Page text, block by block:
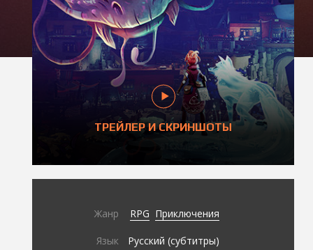
ТРЕЙЛЕР И СКРИНШОТЫ
Жанр RPG Приключения
Язык Русский (субтитры)